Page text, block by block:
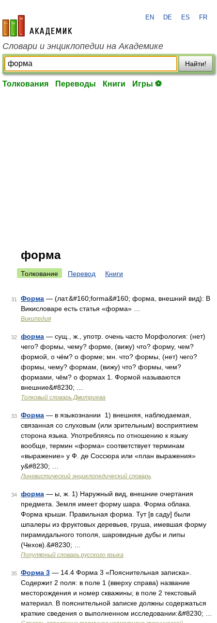
academic.ru
EN DE ES FR
Словари и энциклопедии на Академике
Найти!
Толкования Переводы Книги Игры ⚽
форма
Толкование Перевод Книги
31 Форма — (лат.&#160;forma&#160; форма, внешний вид): В
Викисловаре есть статья «форма» …
Википедия
32 форма — сущ., ж., употр. очень часто Морфология: (нет)
чего? формы, чему? форме, (вижу) что? форму, чем?
формой, о чём? о форме; мн. что? формы, (нет) чего?
формы, чему? формам, (вижу) что? формы, чем?
формами, чём? о формах 1. Формой называются
внешние&#8230; …
Толковый словарь Дмитриева
33 Форма — в языкознании 1) внешняя, наблюдаемая,
связанная со слуховым (или зрительным) восприятием
сторона языка. Употребляясь по отношению к языку
вообще, термин «форма» соответствует терминам
«выражение» у Ф. де Соссюра или «план выражения»
у&#8230; …
Лингвистический энциклопедический словарь
34 форма — ы, ж. 1) Наружный вид, внешние очертания
предмета. Земля имеет форму шара. Форма облака.
Форма крыши. Правильная форма. Тут [в саду] были
шпалеры из фруктовых деревьев, груша, имевшая форму
пирамидального тополя, шаровидные дубы и липы
(Чехов).&#8230; …
Популярный словарь русского языка
35 Форма 3 — 14.4 Форма 3 «Пояснительная записка».
Содержит 2 поля: в поле 1 (вверху справа) название
месторождения и номер скважины; в поле 2 текстовый
материал. В пояснительной записке должны содержаться
краткие сведения о выполненном исследовании:&#8230; …